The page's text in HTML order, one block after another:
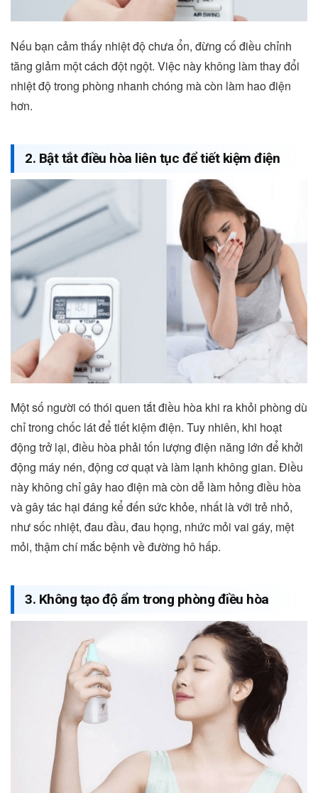
Nếu bạn cảm thấy nhiệt độ chưa ổn, đừng cố điều chỉnh
tăng giảm một cách đột ngột. Việc này không làm thay đổi
nhiệt độ trong phòng nhanh chóng mà còn làm hao điện
hơn.
2. Bật tắt điều hòa liên tục để tiết kiệm điện
Một số người có thói quen tắt điều hòa khi ra khỏi phòng dù
chỉ trong chốc lát để tiết kiệm điện. Tuy nhiên, khi hoạt
động trở lại, điều hòa phải tốn lượng điện năng lớn để khởi
động máy nén, động cơ quạt và làm lạnh không gian. Điều
này không chỉ gây hao điện mà còn dễ làm hỏng điều hòa
và gây tác hại đáng kể đến sức khỏe, nhất là với trẻ nhỏ,
như sốc nhiệt, đau đầu, đau họng, nhức mỏi vai gáy, mệt
mỏi, thậm chí mắc bệnh về đường hô hấp.
3. Không tạo độ ẩm trong phòng điều hòa